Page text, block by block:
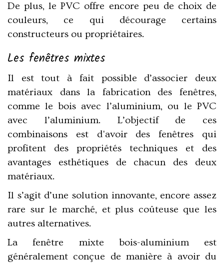
De plus,le PVC offre encore peu de choix de
couleurs, ce qui décourage certains
constructeurs ou propriétaires.
Les fenêtres mixtes
Il est tout à fait possible d’associer deux
matériaux dans la fabrication des fenêtres,
comme le bois avec l’aluminium, ou le PVC
avec l’aluminium. L’objectif de ces
combinaisons est d'avoir des fenêtres qui
profitent des propriétés techniques et des
avantages esthétiques de chacun des deux
matériaux.
Il s’agit d’une solution innovante, encore assez
rare sur le marché, et plus coûteuse que les
autres alternatives.
La fenêtre mixte bois-aluminium est
généralement conçue de manière à avoir du